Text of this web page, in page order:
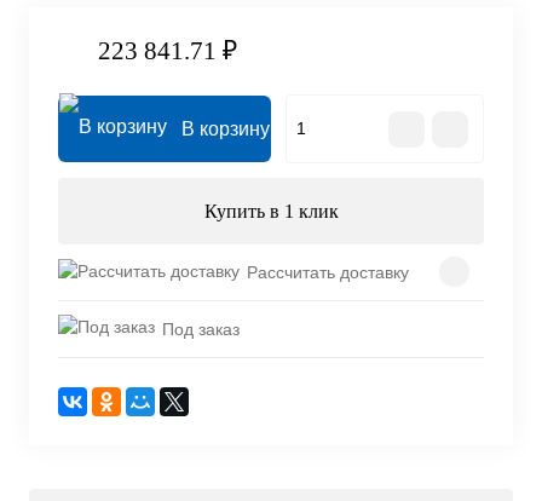
223 841.71 ₽
В корзину
Купить в 1 клик
Рассчитать доставку
Под заказ